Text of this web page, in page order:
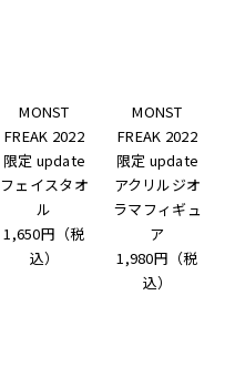
MONST
FREAK 2022
限定 update
フェイスタオ
ル
1,650円（税
込）
MONST
FREAK 2022
限定 update
アクリルジオ
ラマフィギュ
ア
1,980円（税
込）